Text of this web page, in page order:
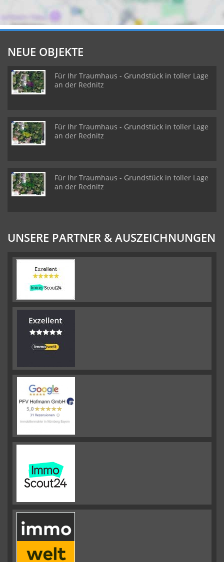
NEUE OBJEKTE
Für Ihr Traumhaus - Grundstück in toller Lage
an der Rednitz
Für Ihr Traumhaus - Grundstück in toller Lage
an der Rednitz
Für Ihr Traumhaus - Grundstück in toller Lage
an der Rednitz
UNSERE PARTNER & AUSZEICHNUNGEN